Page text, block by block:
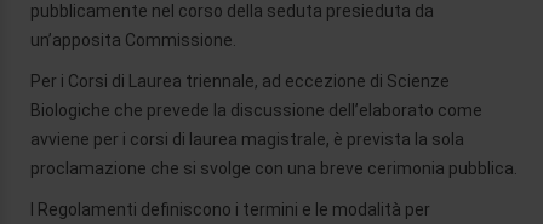
pubblicamente nel corso della seduta presieduta da
un’apposita Commissione.
Per i Corsi di Laurea triennale, ad eccezione di Scienze
Biologiche che prevede la discussione dell’elaborato come
avviene per i corsi di laurea magistrale, è prevista la sola
proclamazione che si svolge con una breve cerimonia pubblica.
I Regolamenti definiscono i termini e le modalità per